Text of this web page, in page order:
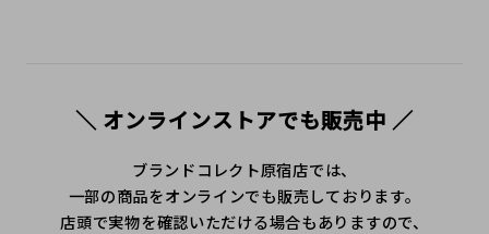
＼ オンラインストアでも販売中 ／
ブランドコレクト原宿店では、
一部の商品をオンラインでも販売しております。
店頭で実物を確認いただける場合もありますので、